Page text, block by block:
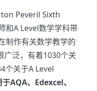
Peveril Sixth
和A Level数学学科带
制作有关数学教学的
广泛，有着1030个关
个关于A Level
AQA、Edexcel、